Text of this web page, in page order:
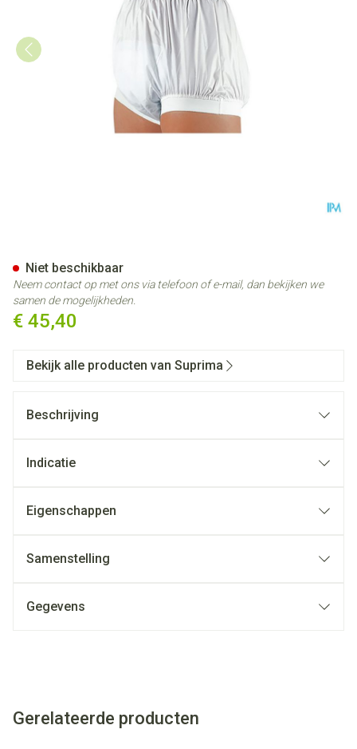
€ 45,40
Niet beschikbaar
Neem contact op met ons via telefoon of e-mail, dan bekijken we
samen de mogelijkheden.
Bekijk alle producten van Suprima
Beschrijving
Indicatie
Eigenschappen
Samenstelling
Gegevens
Gerelateerde producten